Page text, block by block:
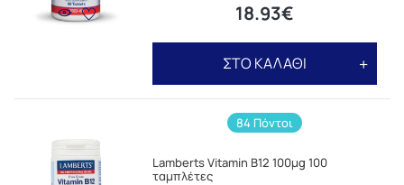
18.93€
ΣΤΟ ΚΑΛΑΘΙ
84 Πόντοι
Lamberts Vitamin B12 100μg 100
ταμπλέτες